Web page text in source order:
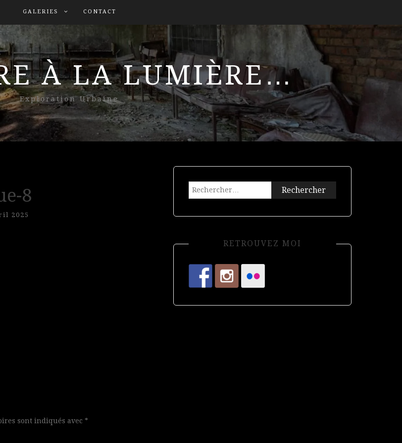
GALERIES CONTACT
À LA LUMIÈRE…
Exploration Urbaine
8
2025
sont indiqués avec *
Rechercher :
RETROUVEZ MOI